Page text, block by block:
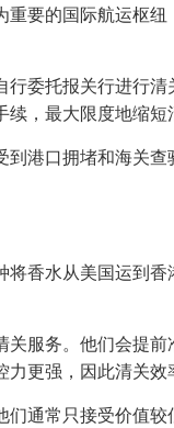
要的国际航运枢
委托报关行进行
，最大限度地缩短
港口拥堵和海关
香水从美国运到
服务。他们会提
更强，因此清关效
通常只接受价值